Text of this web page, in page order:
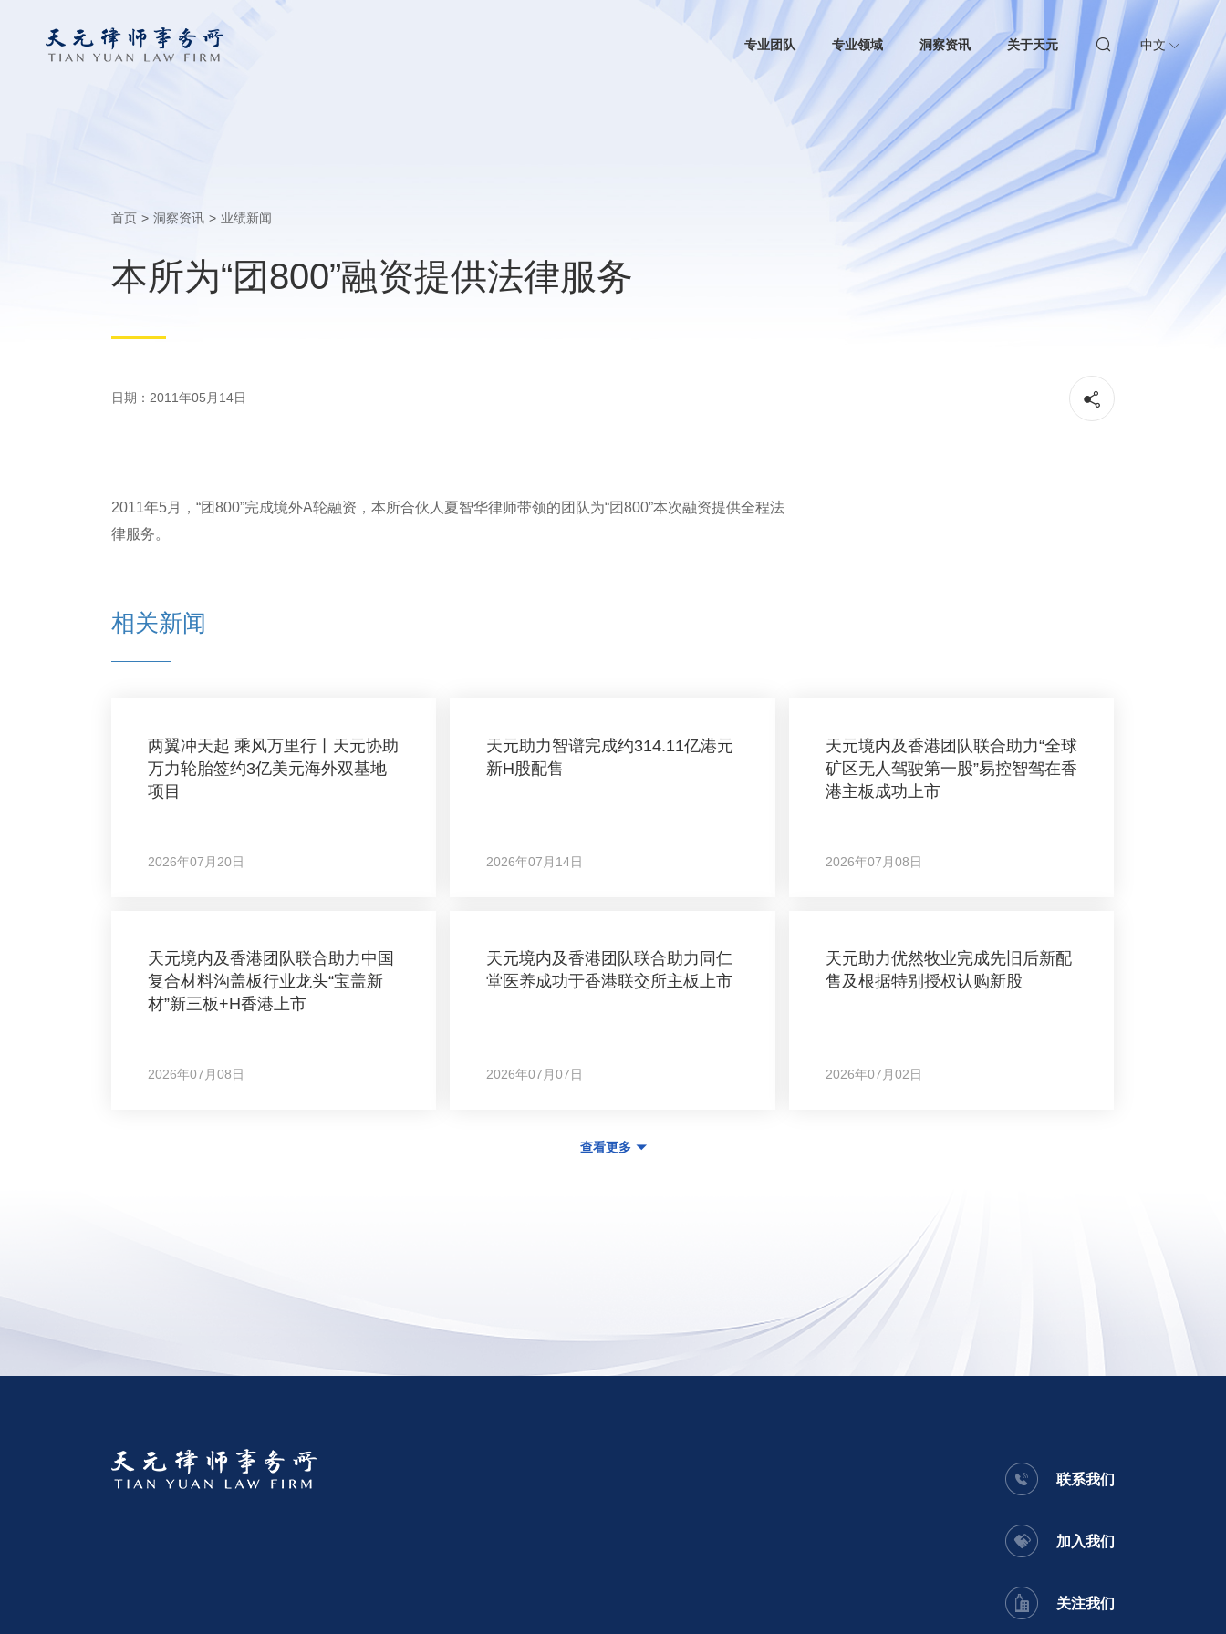
专业团队 专业领域 洞察资讯 关于天元 中文
首页 > 洞察资讯 > 业绩新闻
本所为“团800”融资提供法律服务
日期：2011年05月14日
2011年5月，“团800”完成境外A轮融资，本所合伙人夏智华律师带领的团队为“团800”本次融资提供全程法
律服务。
相关新闻
两翼冲天起 乘风万里行丨天元协助
万力轮胎签约3亿美元海外双基地
项目
2026年07月20日
天元助力智谱完成约314.11亿港元
新H股配售
2026年07月14日
天元境内及香港团队联合助力“全球
矿区无人驾驶第一股”易控智驾在香
港主板成功上市
2026年07月08日
天元境内及香港团队联合助力中国
复合材料沟盖板行业龙头“宝盖新
材”新三板+H香港上市
2026年07月08日
天元境内及香港团队联合助力同仁
堂医养成功于香港联交所主板上市
2026年07月07日
天元助力优然牧业完成先旧后新配
售及根据特别授权认购新股
2026年07月02日
查看更多
联系我们
加入我们
关注我们